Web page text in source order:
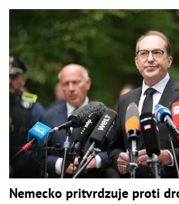
Nemecko pritvrdzuje proti